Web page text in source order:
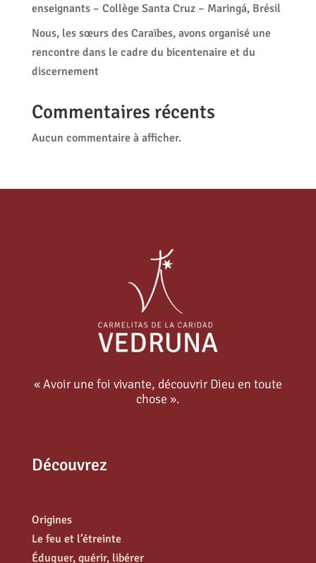
enseignants – Collège Santa Cruz – Maringá, Brésil
Nous, les sœurs des Caraïbes, avons organisé une
rencontre dans le cadre du bicentenaire et du
discernement
Commentaires récents
Aucun commentaire à afficher.
« Avoir une foi vivante, découvrir Dieu en toute
chose ».
Découvrez
Origines
Le feu et l’étreinte
Éduquer, guérir, libérer